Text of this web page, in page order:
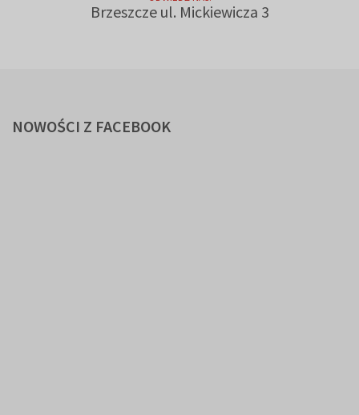
Brzeszcze ul. Mickiewicza 3
NOWOŚCI Z FACEBOOK